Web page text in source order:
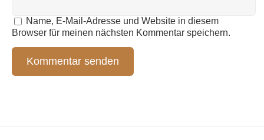
Name, E-Mail-Adresse und Website in diesem
Browser für meinen nächsten Kommentar speichern.